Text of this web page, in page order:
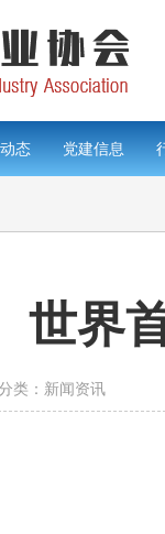
态 党建信息
世界
类：新闻资讯